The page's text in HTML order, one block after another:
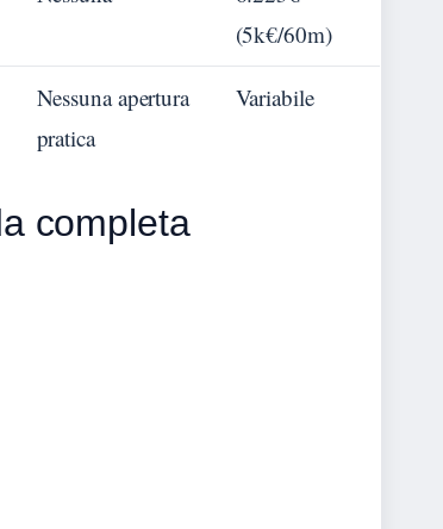
(5k€/60m)
Nessuna apertura
pratica
Variabile
completa